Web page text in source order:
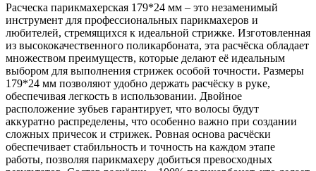
Расческа парикмахерская 179*24 мм – это незаменимый
инструмент для профессиональных парикмахеров и
любителей, стремящихся к идеальной стрижке. Изготовленная
из высококачественного поликарбоната, эта расчёска обладает
множеством преимуществ, которые делают её идеальным
выбором для выполнения стрижек особой точности. Размеры
179*24 мм позволяют удобно держать расчёску в руке,
обеспечивая легкость в использовании. Двойное
расположение зубьев гарантирует, что волосы будут
аккуратно распределены, что особенно важно при создании
сложных причесок и стрижек. Ровная основа расчёски
обеспечивает стабильность и точность на каждом этапе
работы, позволяя парикмахеру добиться превосходных